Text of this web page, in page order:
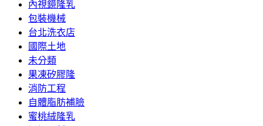
內視鏡隆乳
包裝機械
台北洗衣店
國際土地
未分類
果凍矽膠隆
消防工程
自體脂肪補臉
蜜桃絨隆乳